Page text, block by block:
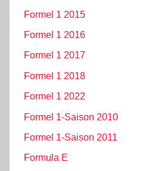
Formel 1 2015
Formel 1 2016
Formel 1 2017
Formel 1 2018
Formel 1 2022
Formel 1-Saison 2010
Formel 1-Saison 2011
Formula E